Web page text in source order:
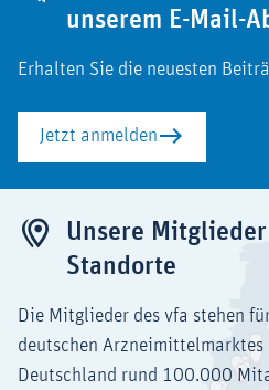
unserem E-Mail-
Erhalten Sie die neuesten
Jetzt anmelden
Unsere
Standorte
Die Mitglieder des vfa stehen
deutschen Arzneimittelmarktes
Deutschland rund 100.000